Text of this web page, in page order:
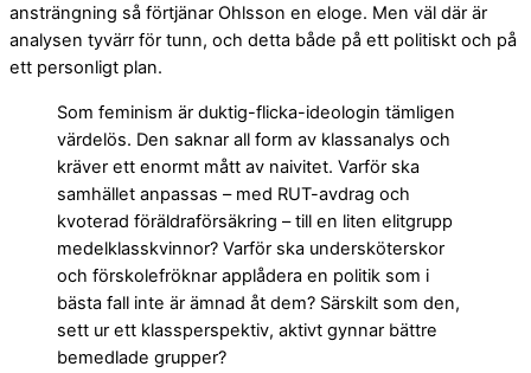
ansträngning så förtjänar Ohlsson en eloge. Men väl där är
analysen tyvärr för tunn, och detta både på ett politiskt och på
ett personligt plan.
Som feminism är duktig-flicka-ideologin tämligen
värdelös. Den saknar all form av klassanalys och
kräver ett enormt mått av naivitet. Varför ska
samhället anpassas – med RUT-avdrag och
kvoterad föräldraförsäkring – till en liten elitgrupp
medelklasskvinnor? Varför ska undersköterskor
och förskolefröknar applådera en politik som i
bästa fall inte är ämnad åt dem? Särskilt som den,
sett ur ett klassperspektiv, aktivt gynnar bättre
bemedlade grupper?